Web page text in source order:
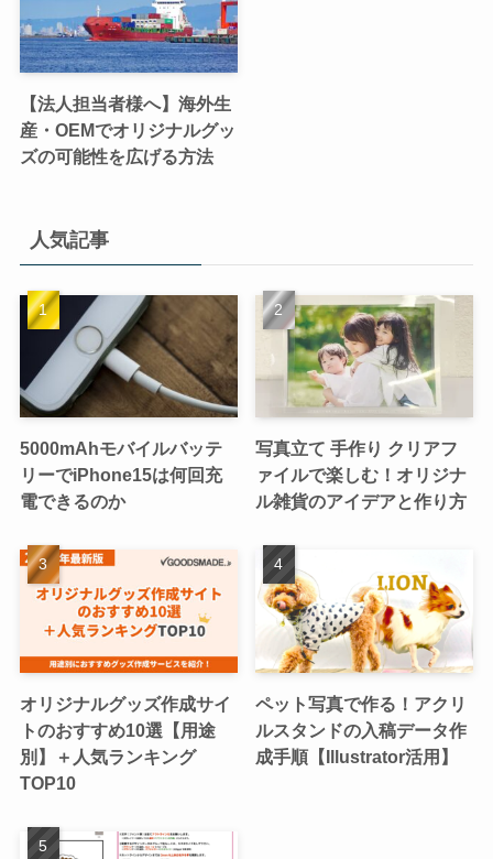
【法人担当者様へ】海外生
産・OEMでオリジナルグッ
ズの可能性を広げる方法
人気記事
5000mAhモバイルバッテ
リーでiPhone15は何回充
電できるのか
写真立て 手作り クリアフ
ァイルで楽しむ！オリジナ
ル雑貨のアイデアと作り方
オリジナルグッズ作成サイ
トのおすすめ10選【用途
別】＋人気ランキング
TOP10
ペット写真で作る！アクリ
ルスタンドの入稿データ作
成手順【Illustrator活用】